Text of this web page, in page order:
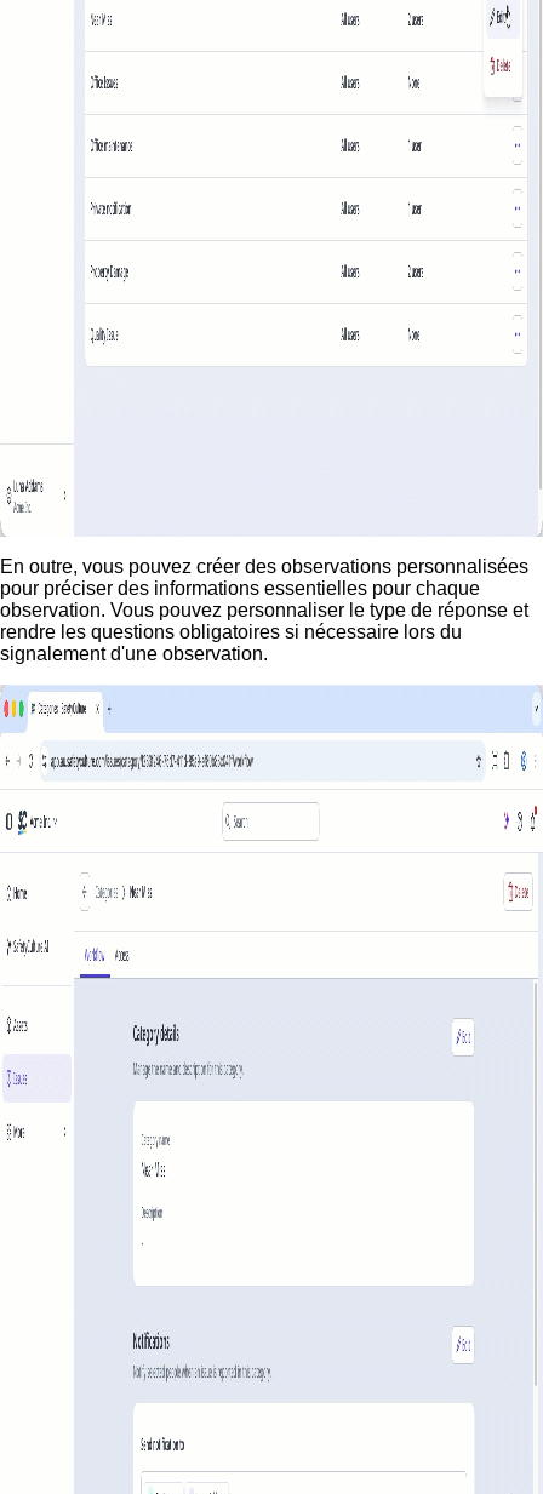
En outre, vous pouvez créer des observations personnalisées
pour préciser des informations essentielles pour chaque
observation. Vous pouvez personnaliser le type de réponse et
rendre les questions obligatoires si nécessaire lors du
signalement d'une observation.